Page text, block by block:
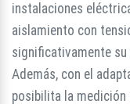
instalaciones
aislamiento con
significativamente
Además, con el
posibilita la